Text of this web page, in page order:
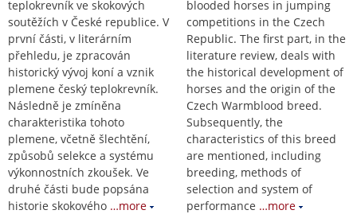
teplokrevník ve skokových
soutěžích v České republice. V
první části, v literárním
přehledu, je zpracován
historický vývoj koní a vznik
plemene český teplokrevník.
Následně je zmíněna
charakteristika tohoto
plemene, včetně šlechtění,
způsobů selekce a systému
výkonnostních zkoušek. Ve
druhé části bude popsána
historie skokového …more
blooded horses in jumping
competitions in the Czech
Republic. The first part, in the
literature review, deals with
the historical development of
horses and the origin of the
Czech Warmblood breed.
Subsequently, the
characteristics of this breed
are mentioned, including
breeding, methods of
selection and system of
performance …more